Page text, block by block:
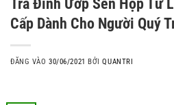
Cấp Dành Cho Người Quý
ĐĂNG VÀO30/06/2021 BỞIQUANTRI